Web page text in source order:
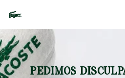
PEDIMOS